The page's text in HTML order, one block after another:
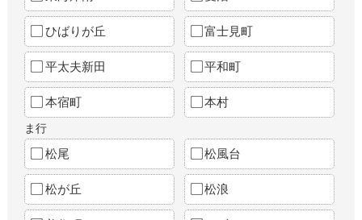
ひばりが丘 富士見町
平太夫新田 平和町
本宿町 本村
ま行
松尾 松風台
松が丘 松浪